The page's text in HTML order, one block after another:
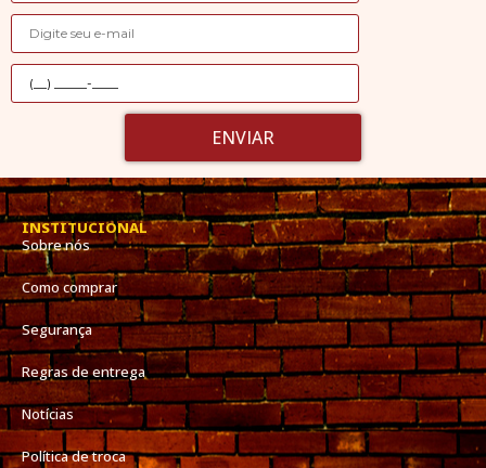
ENVIAR
INSTITUCIONAL
Sobre nós
Como comprar
Segurança
Regras de entrega
Notícias
Política de troca